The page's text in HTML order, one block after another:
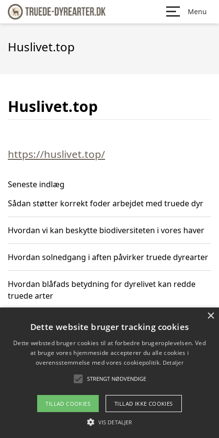
Menu
Huslivet.top
Huslivet.top
https://huslivet.top/
Seneste indlæg
Sådan støtter korrekt foder arbejdet med truede dyr
Hvordan vi kan beskytte biodiversiteten i vores haver
Hvordan solnedgang i aften påvirker truede dyrearter
Hvordan blåfads betydning for dyrelivet kan redde
truede arter
Hvordan kan gaver til unge voksne støtte bevarelsen
Copyright 2026 - Pilanto Aps
Om / kontakt
Blog Betingelser
×
Dette website bruger tracking cookies
Dette websted bruger cookies til at forbedre brugeroplevelsen. Ved
at bruge vores hjemmeside accepterer du alle cookies i
overensstemmelse med vores cookiepolitik. Detaljer
STRENGT NØDVENDIGE
TILLAD COOKIES TILLAD IKKE COOKIES
VIS DETALJER